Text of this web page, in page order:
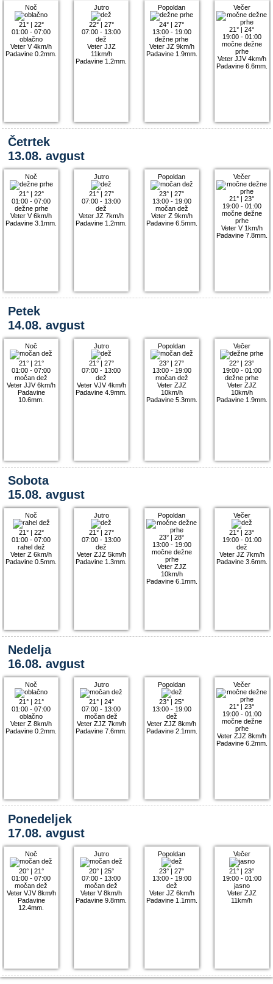
Noč
21°| 22°
01:00 - 07:00
oblačno
Veter V 4km/h
Padavine 0.2mm.
Jutro
22°| 27°
07:00 - 13:00
dež
Veter JJZ
11km/h
Padavine 1.2mm.
Popoldan
24° |27°
13:00 - 19:00
dežne prhe
Veter JZ 9km/h
Padavine 1.9mm.
Večer
21° |24°
19:00 - 01:00
močne dežne
prhe
Veter JJV 4km/h
Padavine 6.6mm.
Četrtek
13.08. avgust
Noč
21°| 22°
01:00 - 07:00
dežne prhe
Veter V 6km/h
Padavine 3.1mm.
Jutro
21°| 27°
07:00 - 13:00
dež
Veter JZ 7km/h
Padavine 1.2mm.
Popoldan
23° |27°
13:00 - 19:00
močan dež
Veter Z 9km/h
Padavine 6.5mm.
Večer
21° |23°
19:00 - 01:00
močne dežne
prhe
Veter V 1km/h
Padavine 7.8mm.
Petek
14.08. avgust
Noč
21°| 21°
01:00 - 07:00
močan dež
Veter JJV 6km/h
Padavine
10.6mm.
Jutro
21°| 27°
07:00 - 13:00
dež
Veter VJV 4km/h
Padavine 4.9mm.
Popoldan
23° |27°
13:00 - 19:00
močan dež
Veter ZJZ
10km/h
Padavine 5.3mm.
Večer
22° |23°
19:00 - 01:00
dežne prhe
Veter ZJZ
10km/h
Padavine 1.9mm.
Sobota
15.08. avgust
Noč
21°| 22°
01:00 - 07:00
rahel dež
Veter Z 6km/h
Padavine 0.5mm.
Jutro
21°| 27°
07:00 - 13:00
dež
Veter ZJZ 5km/h
Padavine 1.3mm.
Popoldan
23° |28°
13:00 - 19:00
močne dežne
prhe
Veter ZJZ
10km/h
Padavine 6.1mm.
Večer
21° |23°
19:00 - 01:00
dež
Veter JZ 7km/h
Padavine 3.6mm.
Nedelja
16.08. avgust
Noč
21°| 21°
01:00 - 07:00
oblačno
Veter Z 8km/h
Padavine 0.2mm.
Jutro
21°| 24°
07:00 - 13:00
močan dež
Veter ZJZ 7km/h
Padavine 7.6mm.
Popoldan
23° |25°
13:00 - 19:00
dež
Veter ZJZ 8km/h
Padavine 2.1mm.
Večer
21° |23°
19:00 - 01:00
močne dežne
prhe
Veter ZJZ 8km/h
Padavine 6.2mm.
Ponedeljek
17.08. avgust
Noč
20°| 21°
01:00 - 07:00
močan dež
Veter VJV 8km/h
Padavine
12.4mm.
Jutro
20°| 25°
07:00 - 13:00
močan dež
Veter V 8km/h
Padavine 9.8mm.
Popoldan
23° |27°
13:00 - 19:00
dež
Veter JZ 6km/h
Padavine 1.1mm.
Večer
21° |23°
19:00 - 01:00
jasno
Veter ZJZ
11km/h